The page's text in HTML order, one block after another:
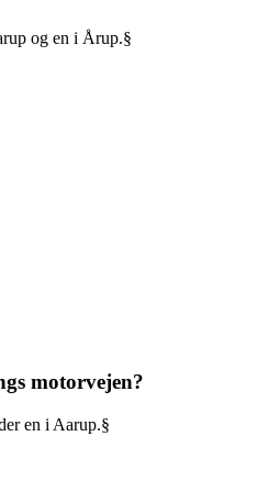
og en i Årup.§
motorvejen?
en i Aarup.§